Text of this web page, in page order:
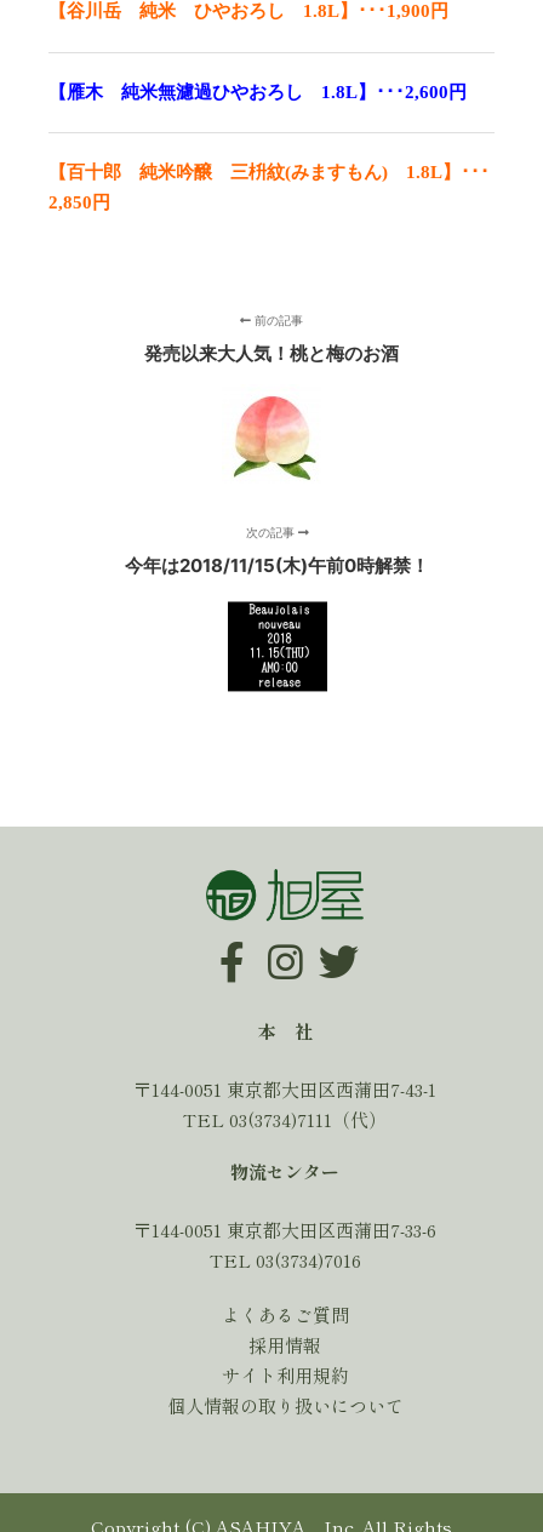
【谷川岳 純米 ひやおろし 1.8L】･･･1,900円
【雁木 純米無濾過ひやおろし 1.8L】･･･2,600円
【百十郎 純米吟醸 三枡紋(みますもん) 1.8L】･･･
2,850円
前の記事
発売以来大人気！桃と梅のお酒
次の記事
今年は2018/11/15(木)午前0時解禁！
本 社
〒144-0051 東京都大田区西蒲田7-43-1
TEL 03(3734)7111（代）
物流センター
〒144-0051 東京都大田区西蒲田7-33-6
TEL 03(3734)7016
よくあるご質問
採用情報
サイト利用規約
個人情報の取り扱いについて
Copyright (C) ASAHIYA，Inc. All Rights